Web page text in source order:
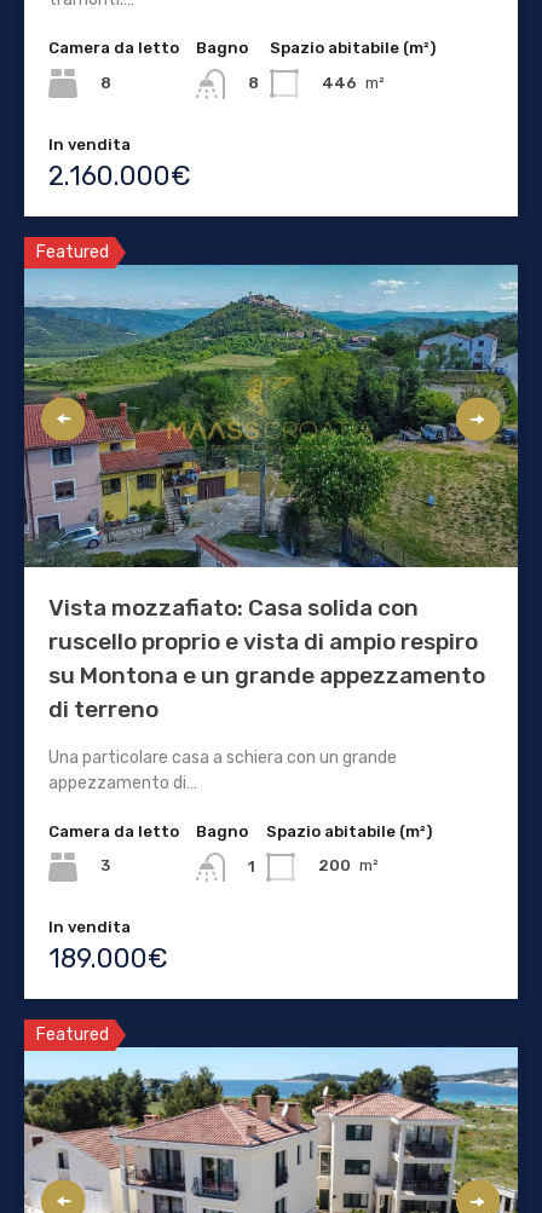
Camera da letto
8
Bagno
8
Spazio abitabile (m²)
446 m²
In vendita
2.160.000€
Featured
Vista mozzafiato: Casa solida con
ruscello proprio e vista di ampio respiro
su Montona e un grande appezzamento
di terreno
Una particolare casa a schiera con un grande
appezzamento di…
Camera da letto
3
Bagno
1
Spazio abitabile (m²)
200 m²
In vendita
189.000€
Featured